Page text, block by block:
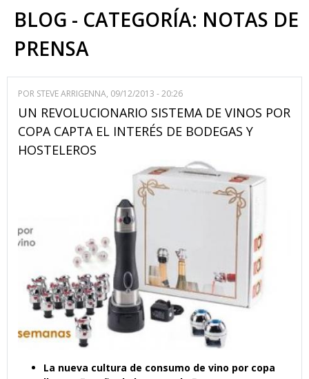
BLOG - CATEGORÍA: NOTAS DE
PRENSA
POR STEVE ARRIGENNA, 09/12/2013 - 20:26
UN REVOLUCIONARIO SISTEMA DE VINOS POR
COPA CAPTA EL INTERÉS DE BODEGAS Y
HOSTELEROS
La nueva cultura de consumo de vino por copa